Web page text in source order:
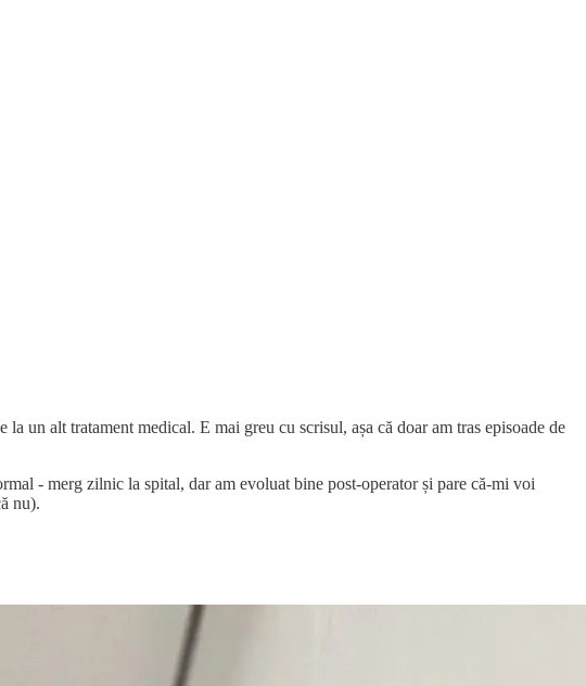
un alt tratament medical. E mai greu cu scrisul, așa că doar am tras episoade de
- merg zilnic la spital, dar am evoluat bine post-operator și pare că-mi voi
nu).